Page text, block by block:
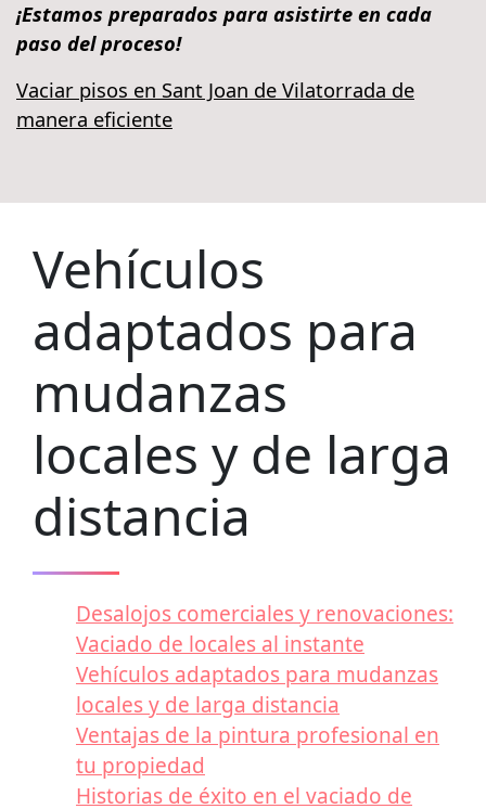
¡Estamos preparados para asistirte en cada
paso del proceso!
Vaciar pisos en Sant Joan de Vilatorrada de
manera eficiente
Vehículos
adaptados para
mudanzas
locales y de larga
distancia
Desalojos comerciales y renovaciones:
Vaciado de locales al instante
Vehículos adaptados para mudanzas
locales y de larga distancia
Ventajas de la pintura profesional en
tu propiedad
Historias de éxito en el vaciado de